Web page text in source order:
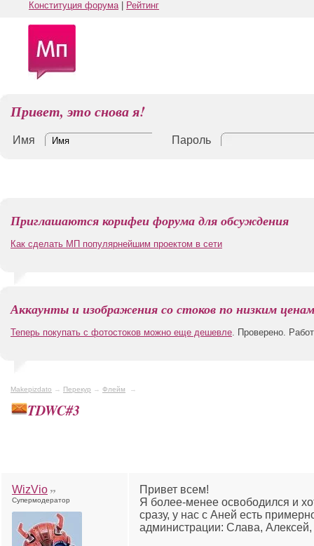
Конституция форума| Рейтинг
Привет, это снова я!
Имя Пароль
Приглашаются корифеи форума для обсуждения
Как сделать МП популярнейшим проектом в сети
Аккаунты и изображения со стоков по низким ценам
Теперь покупать с фотостоков можно еще дешевле. Проверено.
Makepizdato → Перекур → Флейм →
TDWC#3
WizVio
Супермодератор
Привет всем!
Я более-менее освободился и
сразу, у нас с Аней есть
администрации: Слава,